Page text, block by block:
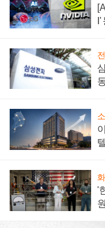
'